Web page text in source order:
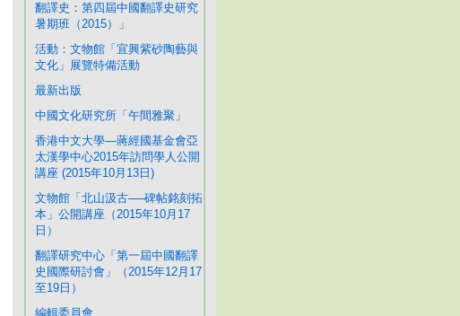
翻譯史：第四屆中國翻譯史研究
暑期班（2015）」
活動：文物館「宜興紫砂陶藝與
文化」展覽特備活動
最新出版
中國文化研究所「午間雅聚」
香港中文大學—蔣經國基金會亞
太漢學中心2015年訪問學人公開
講座 (2015年10月13日)
文物館「北山汲古──碑帖銘刻拓
本」公開講座（2015年10月17
日）
翻譯研究中心「第一屆中國翻譯
史國際研討會」（2015年12月17
至19日）
編輯委員會